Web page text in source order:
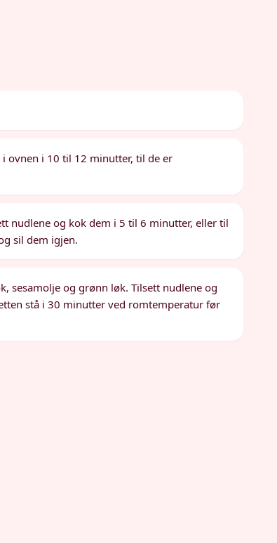
i ovnen i 10 til 12 minutter, til de er
nudlene og kok dem i 5 til 6 minutter, eller til
sil dem igjen.
sesamolje og grønn løk. Tilsett nudlene og
stå i 30 minutter ved romtemperatur før